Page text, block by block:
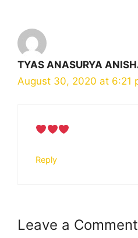
TYAS ANASURYA
August 30, 2020 at 6:21
Reply
Leave a Comment